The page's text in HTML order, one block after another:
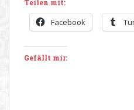
Teilen mit:
Facebook
Gefällt mir: